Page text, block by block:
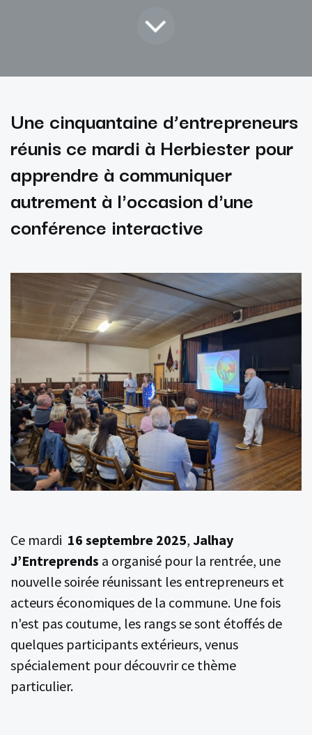
Une cinquantaine d’entrepreneurs
réunis ce mardi à Herbiester pour
apprendre à communiquer
autrement à l'occasion d'une
conférence interactive
Ce mardi 16 septembre 2025, Jalhay
J’Entreprends a organisé pour la rentrée, une
nouvelle soirée réunissant les entrepreneurs et
acteurs économiques de la commune. Une fois
n'est pas coutume, les rangs se sont étoffés de
quelques participants extérieurs, venus
spécialement pour découvrir ce thème
particulier.